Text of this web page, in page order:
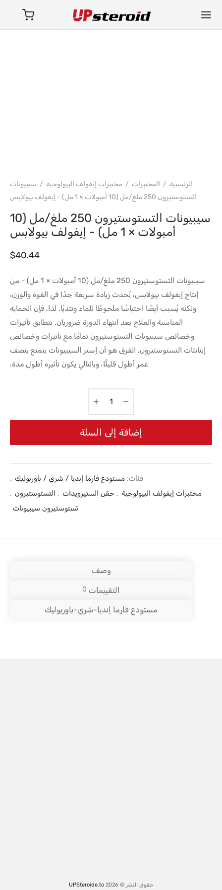
الرئيسية / المختبرات / مختبرات إيفولف البيولوجية / سيبيونات
التستوستيرون 250 ملغ/مل (10 أمبولات × 1 مل) - إيفولف بيولابس
سيبيونات التستوستيرون 250 ملغ/مل (10
أمبولات × 1 مل) - إيفولف بيولابس
$40.44
سيبيونات التستوستيرون 250 ملغ/مل (10 أمبولات × 1 مل) - من
إنتاج إيفولف بيولابس، يُحدث زيادة سريعة جدًا في القوة والوزن،
ولكنه يُسبب أيضًا احتباسًا ملحوظًا للماء وتثديًا. لذا، فإن الحماية
المناسبة والعلاج بعد انتهاء الدورة ضروريان. تتطابق تأثيرات
وخصائص سيبيونات التستوستيرون تمامًا مع تأثيرات وخصائص
إينانثات التستوستيرون. الفرق هو أن إستر السيبيونات يتمتع بنصف
عمر أطول قليلًا، وبالتالي يكون تأثيره أطول مدة.
إضافة إلى السلة
فئات: مستودع فارما إنديا / شري / باوربوليك ,
مختبرات إيفولف البيولوجية , حقن الستيرويدات , التستوستيرون ,
تستوستيرون سيبيونات
وصف
التقييمات 0
مستودع فارما إنديا-شري-باوربوليك
حقوق النشر © 2026 UPSteroide.to